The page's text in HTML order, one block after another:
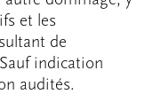
et les
de
indication
audités.